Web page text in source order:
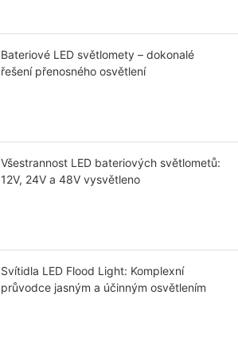
Bateriové LED světlomety – dokonalé
řešení přenosného osvětlení
Všestrannost LED bateriových světlometů:
12V, 24V a 48V vysvětleno
Svítidla LED Flood Light: Komplexní
průvodce jasným a účinným osvětlením